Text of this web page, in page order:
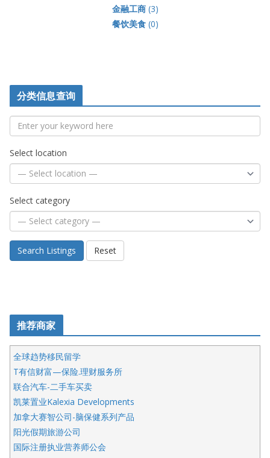
金融工商(3)
餐饮美食(0)
分类信息查询
Select location
Select category
Search Listings Reset
推荐商家
全球趋势移民留学
T有信财富—保险.理财服务所
联合汽车-二手车买卖
凯莱置业Kalexia Developments
加拿大赛智公司-脑保健系列产品
阳光假期旅游公司
国际注册执业营养师公会